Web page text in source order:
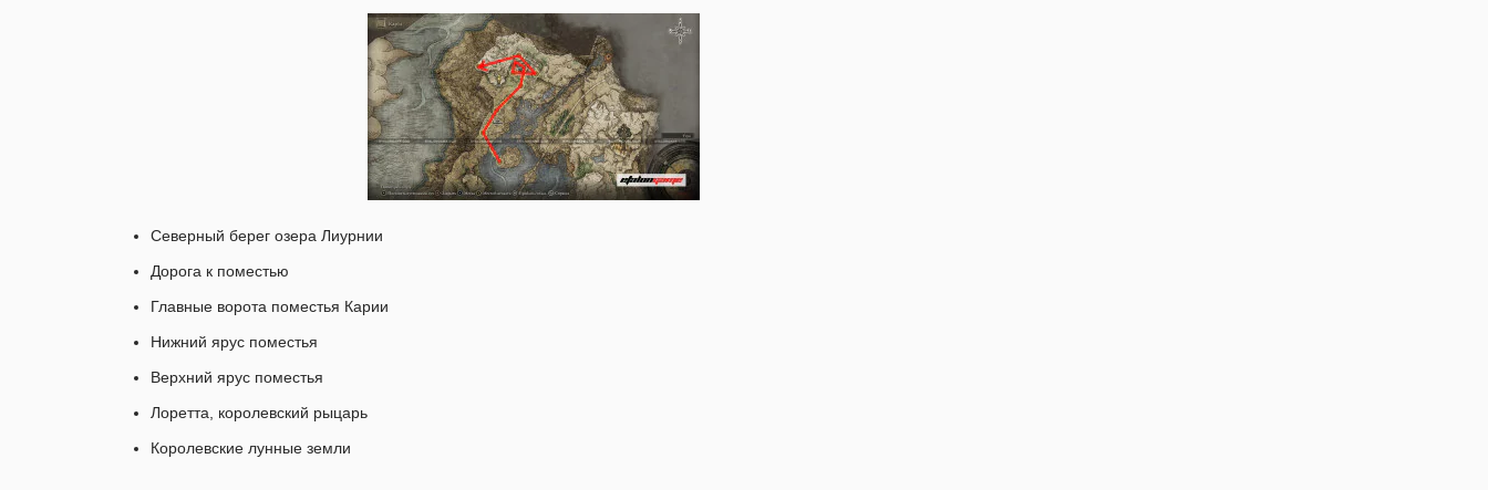
Северный берег озера Лиурнии
Дорога к поместью
Главные ворота поместья Карии
Нижний ярус поместья
Верхний ярус поместья
Лоретта, королевский рыцарь
Королевские лунные земли